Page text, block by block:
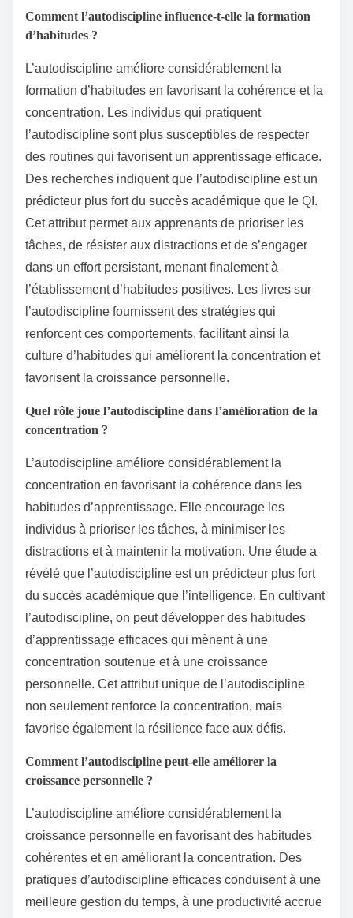
Comment l’autodiscipline influence-t-elle la formation
d’habitudes ?
L’autodiscipline améliore considérablement la
formation d’habitudes en favorisant la cohérence et la
concentration. Les individus qui pratiquent
l’autodiscipline sont plus susceptibles de respecter
des routines qui favorisent un apprentissage efficace.
Des recherches indiquent que l’autodiscipline est un
prédicteur plus fort du succès académique que le QI.
Cet attribut permet aux apprenants de prioriser les
tâches, de résister aux distractions et de s’engager
dans un effort persistant, menant finalement à
l’établissement d’habitudes positives. Les livres sur
l’autodiscipline fournissent des stratégies qui
renforcent ces comportements, facilitant ainsi la
culture d’habitudes qui améliorent la concentration et
favorisent la croissance personnelle.
Quel rôle joue l’autodiscipline dans l’amélioration de la
concentration ?
L’autodiscipline améliore considérablement la
concentration en favorisant la cohérence dans les
habitudes d’apprentissage. Elle encourage les
individus à prioriser les tâches, à minimiser les
distractions et à maintenir la motivation. Une étude a
révélé que l’autodiscipline est un prédicteur plus fort
du succès académique que l’intelligence. En cultivant
l’autodiscipline, on peut développer des habitudes
d’apprentissage efficaces qui mènent à une
concentration soutenue et à une croissance
personnelle. Cet attribut unique de l’autodiscipline
non seulement renforce la concentration, mais
favorise également la résilience face aux défis.
Comment l’autodiscipline peut-elle améliorer la
croissance personnelle ?
L’autodiscipline améliore considérablement la
croissance personnelle en favorisant des habitudes
cohérentes et en améliorant la concentration. Des
pratiques d’autodiscipline efficaces conduisent à une
meilleure gestion du temps, à une productivité accrue